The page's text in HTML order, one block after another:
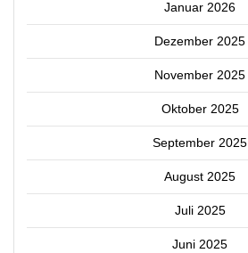
Januar 2026
Dezember 2025
November 2025
Oktober 2025
September 2025
August 2025
Juli 2025
Juni 2025